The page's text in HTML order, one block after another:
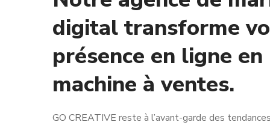
digital transforme
présence en ligne en
machine à ventes.
GO CREATIVE reste à l’avant-garde des